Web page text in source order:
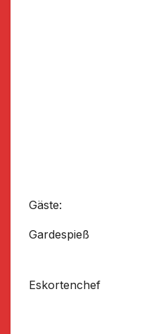
Gäste:
Gardespieß
Eskortenchef